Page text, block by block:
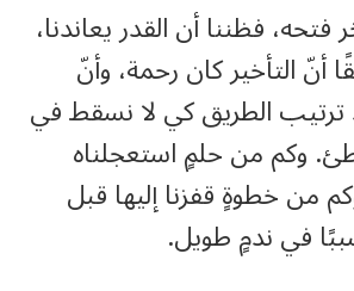
فظننا أن القدر يعاندنا،
أنّ التأخير كان رحمة، وأنّ
ترتيب الطريق كي لا نسقط في
وكم من حلمٍ استعجلناه
من خطوةٍ قفزنا إليها قبل
في ندمٍ طويل.